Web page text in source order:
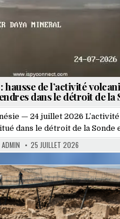
hausse de l’activité
dans le détroit de la
— 24 juillet 2026
dans le détroit de la Sonde
ADMIN 25 JUILLET 2026
Posted
in